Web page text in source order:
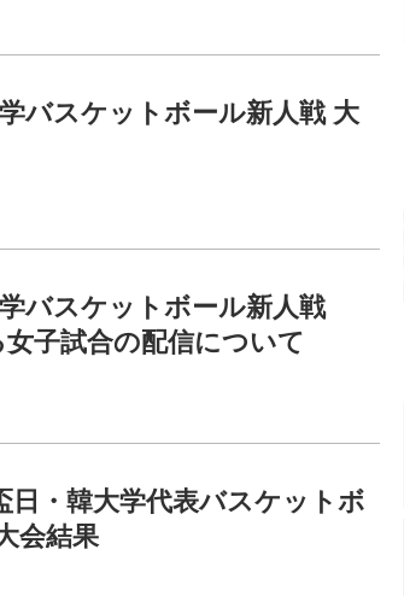
バスケットボール新人戦 大
バスケットボール新人戦
子試合の配信について
日・韓大学代表バスケットボ
会結果